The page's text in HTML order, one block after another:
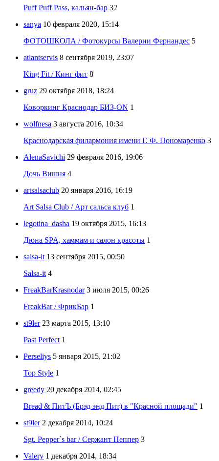
Puff Puff Pass, кальян-бар 32
sanya 10 февраля 2020, 15:14
ФОТОШКОЛА / Фотокурсы Валерии Фернандес 5
atlantservis 8 сентября 2019, 23:07
King Fit / Кинг фит 8
gruz 29 октября 2018, 18:24
Коворкинг Краснодар БИЗ-ON 1
wolfnesa 3 августа 2016, 10:34
Краснодарская филармония имени Г. Ф. Пономаренко 3
AlenaSavichi 29 февраля 2016, 19:06
Дочь Вишня 4
artsalsaclub 20 января 2016, 16:19
Art Salsa Club / Арт сальса клуб 1
legotina_dasha 19 октября 2015, 16:13
Дюна SPA, хаммам и салон красоты 1
salsa-it 13 сентября 2015, 00:50
Salsa-it 4
FreakBarKrasnodar 3 июля 2015, 00:26
FreakBar / ФрикБар 1
st9ler 23 марта 2015, 13:10
Past Perfect 1
Perseliys 5 января 2015, 21:02
Top Style 1
greedy 20 декабря 2014, 02:45
Bread & ПитЪ (Брэд энд Пит) в "Красной площади" 1
st9ler 2 декабря 2014, 10:24
Sgt. Pepper`s bar / Сержант Пеппер 3
Valery 1 декабря 2014, 18:34